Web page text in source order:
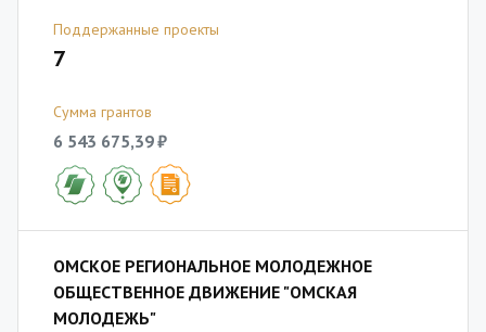
Поддержанные проекты
7
Сумма грантов
6 543 675,39 ₽
ОМСКОЕ РЕГИОНАЛЬНОЕ МОЛОДЕЖНОЕ
ОБЩЕСТВЕННОЕ ДВИЖЕНИЕ "ОМСКАЯ
МОЛОДЕЖЬ"